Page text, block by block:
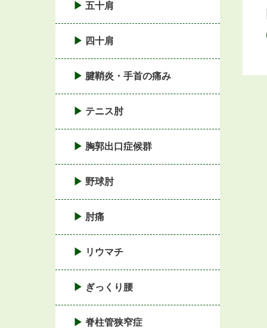
五十肩
四十肩
腱鞘炎・手首の痛み
テニス肘
胸郭出口症候群
野球肘
肘痛
リウマチ
ぎっくり腰
脊柱管狭窄症